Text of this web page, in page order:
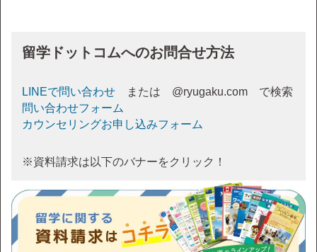
留学ドットコムへのお問合せ方法
LINEで問い合わせ または @ryugaku.com で検索
問い合わせフォーム
カウンセリングお申し込みフォーム
※資料請求は以下のバナーをクリック！